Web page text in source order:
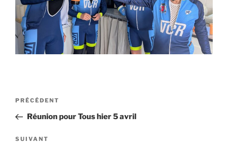
Navigation
l’article
Article
précédent
PRÉCÉDENT
Réunion pour Tous hier 5 avril
Article
SUIVANT